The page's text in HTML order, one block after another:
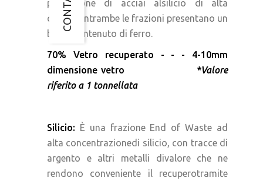
produzione di acciai alsilicio di alta
qualità.Entrambe le frazioni presentano un
bassocontenuto di ferro.
70% Vetro recuperato - - - 4-10mm
dimensione vetro
*Valore
riferito a 1 tonnellata
Silicio: È una frazione End of Waste ad
alta concentrazionedi silicio, con tracce di
argento e altri metalli divalore che ne
rendono conveniente il recuperotramite